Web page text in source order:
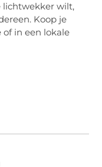
lichtwekker wilt,
Koop je
in een lokale